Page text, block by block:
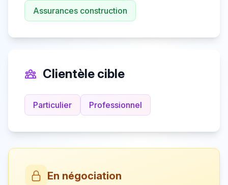
Assurances construction
Clientèle cible
Particulier Professionnel
En négociation